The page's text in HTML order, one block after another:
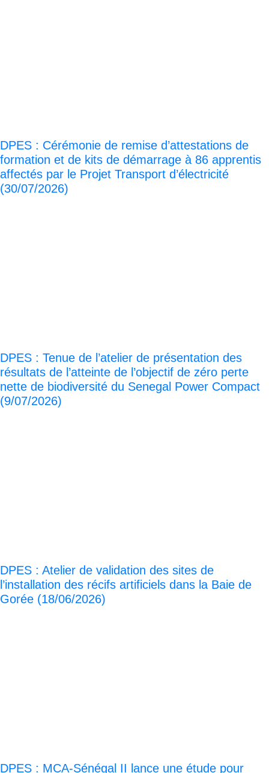
DPES : Cérémonie de remise d’attestations de
formation et de kits de démarrage à 86 apprentis
affectés par le Projet Transport d’électricité
(30/07/2026)
DPES : Tenue de l’atelier de présentation des
résultats de l’atteinte de l’objectif de zéro perte
nette de biodiversité du Senegal Power Compact
(9/07/2026)
DPES : Atelier de validation des sites de
l’installation des récifs artificiels dans la Baie de
Gorée (18/06/2026)
DPES : MCA-Sénégal II lance une étude pour